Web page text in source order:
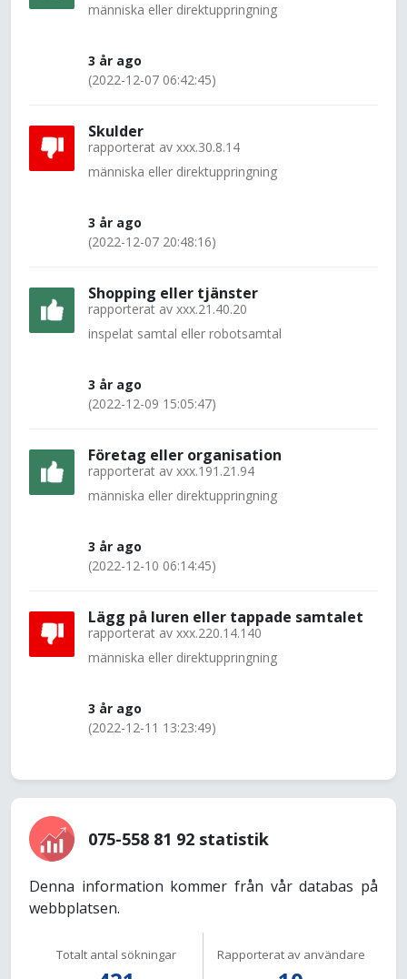
människa eller direktuppringning
3 år ago
(2022-12-07 06:42:45)
Skulder
rapporterat av xxx.30.8.14
människa eller direktuppringning
3 år ago
(2022-12-07 20:48:16)
Shopping eller tjänster
rapporterat av xxx.21.40.20
inspelat samtal eller robotsamtal
3 år ago
(2022-12-09 15:05:47)
Företag eller organisation
rapporterat av xxx.191.21.94
människa eller direktuppringning
3 år ago
(2022-12-10 06:14:45)
Lägg på luren eller tappade samtalet
rapporterat av xxx.220.14.140
människa eller direktuppringning
3 år ago
(2022-12-11 13:23:49)
075-558 81 92 statistik
Denna information kommer från vår databas på
webbplatsen.
Totalt antal sökningar Rapporterat av användare